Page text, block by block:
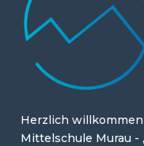
Herzlich
Mittelschule Murau